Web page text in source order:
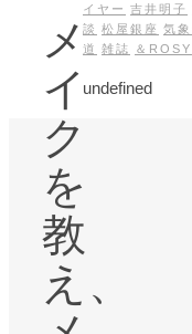
メ
イ
ク
を
教
え、
イヤー 吉井明子
談 松屋銀座 気
道 雑誌 ＆ROSY
undefined